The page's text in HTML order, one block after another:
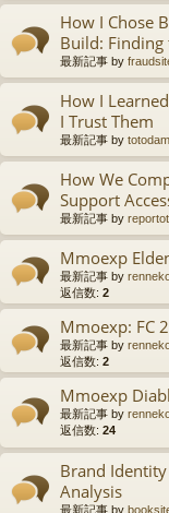
How I Chose
Build:
最新記事 by
How I
I Trust Them
最新記事 by
How We
Support
最新記事 by
Mmoexp
最新記事 by
返信数: 2
Mmoexp: FC
最新記事 by
返信数: 2
Mmoexp
最新記事 by
返信数: 24
Brand
Analysis
最新記事 by